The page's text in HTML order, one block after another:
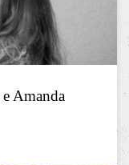
Amanda